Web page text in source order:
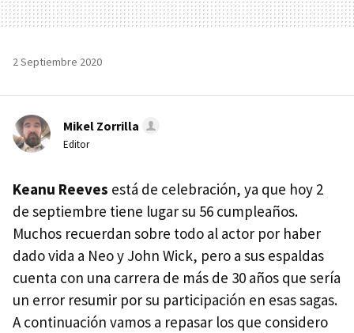
2 Septiembre 2020
Mikel Zorrilla
Editor
Keanu Reeves está de celebración, ya que hoy 2
de septiembre tiene lugar su 56 cumpleaños.
Muchos recuerdan sobre todo al actor por haber
dado vida a Neo y John Wick, pero a sus espaldas
cuenta con una carrera de más de 30 años que sería
un error resumir por su participación en esas sagas.
A continuación vamos a repasar los que considero